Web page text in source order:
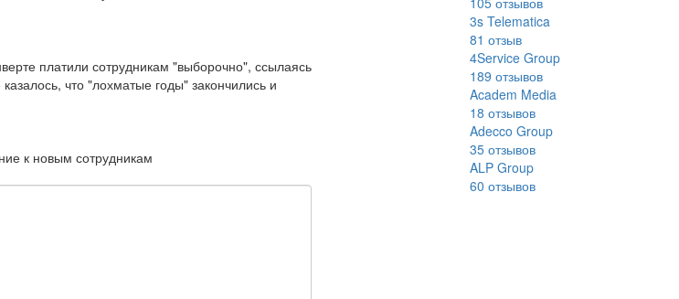
платили сотрудникам "выборочно", ссылаясь
что "лохматые годы" закончились и
к новым сотрудникам
3s Telematica
81 отзыв
4Service Group
189 отзывов
Academ Media
18 отзывов
Adecco Group
35отзывов
ALP Group
60 отзывов